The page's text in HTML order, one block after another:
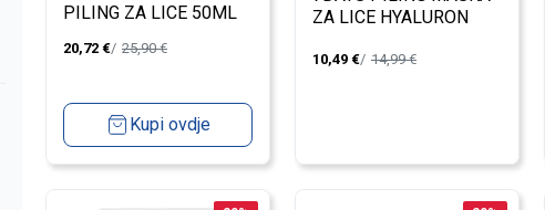
PILING ZA LICE 50ML
20,72 € 25,90€
Kupi ovdje
ZA LICE HYALURON
10,49 € 14,99€